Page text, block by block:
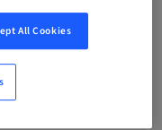
All Cookies